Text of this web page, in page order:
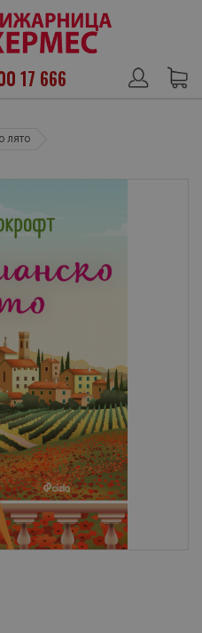
17 666
лято